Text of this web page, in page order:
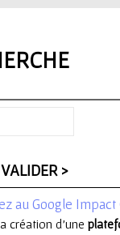
au Google Impact
création d’une